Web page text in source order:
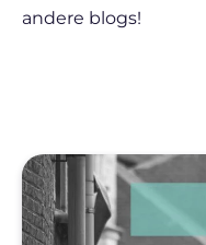
andere blogs!